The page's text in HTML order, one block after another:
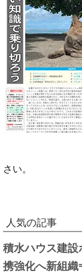
さい。
人気の記事
積水ハウス建
携強化へ新組